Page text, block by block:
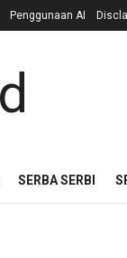
Penggunaan AI
SERBA SERBI